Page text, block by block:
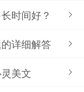
时间好？
详细解答
美文